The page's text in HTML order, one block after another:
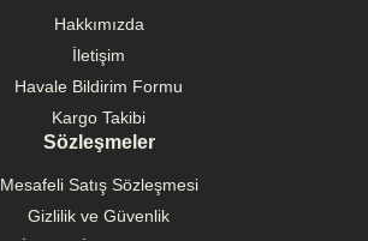
Hakkımızda
İletişim
Havale Bildirim Formu
Kargo Takibi
Sözleşmeler
Mesafeli Satış Sözleşmesi
Gizlilik ve Güvenlik